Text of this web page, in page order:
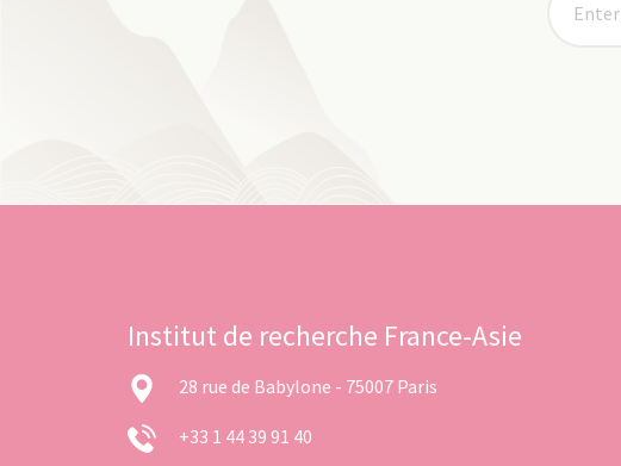
Institut de recherche France-Asie
28 rue de Babylone - 75007 Paris
+33 1 44 39 91 40